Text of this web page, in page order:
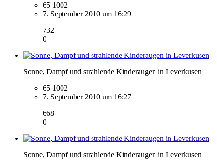
65 1002
7. September 2010 um 16:29
732
0
Sonne, Dampf und strahlende Kinderaugen in Leverkusen
65 1002
7. September 2010 um 16:27
668
0
Sonne, Dampf und strahlende Kinderaugen in Leverkusen